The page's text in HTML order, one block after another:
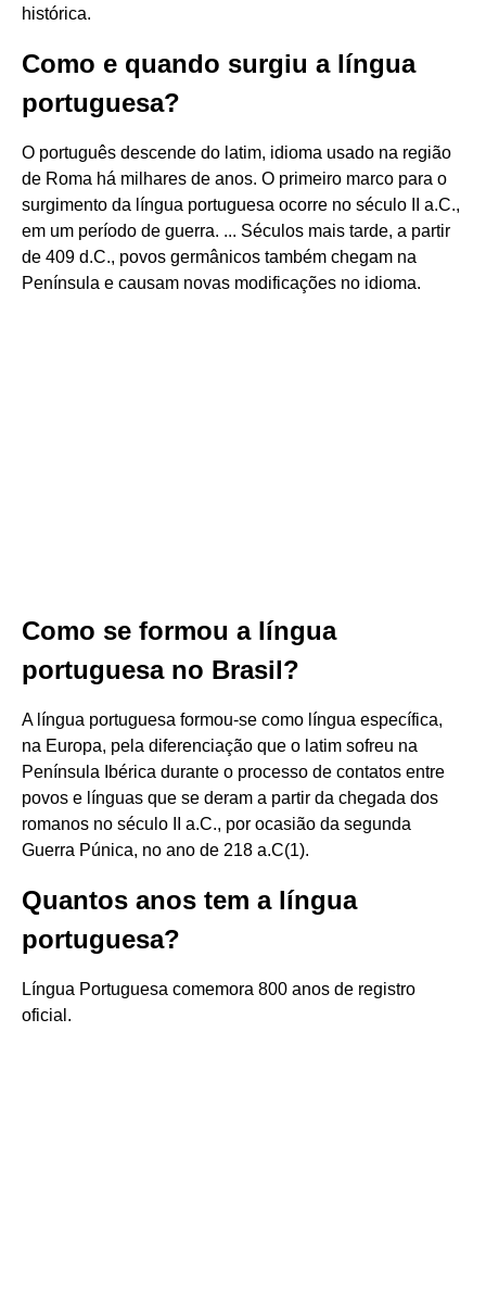
histórica.
Como e quando surgiu a língua
portuguesa?
O português descende do latim, idioma usado na região
de Roma há milhares de anos. O primeiro marco para o
surgimento da língua portuguesa ocorre no século II a.C.,
em um período de guerra. ... Séculos mais tarde, a partir
de 409 d.C., povos germânicos também chegam na
Península e causam novas modificações no idioma.
Como se formou a língua
portuguesa no Brasil?
A língua portuguesa formou-se como língua específica,
na Europa, pela diferenciação que o latim sofreu na
Península Ibérica durante o processo de contatos entre
povos e línguas que se deram a partir da chegada dos
romanos no século II a.C., por ocasião da segunda
Guerra Púnica, no ano de 218 a.C(1).
Quantos anos tem a língua
portuguesa?
Língua Portuguesa comemora 800 anos de registro
oficial.